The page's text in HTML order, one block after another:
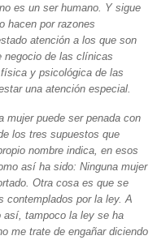
es un ser humano. Y sigue
hacen por razones
atención a los que son
negocio de las clínicas
y psicológica de las
una atención especial.
mujer puede ser penada con
los tres supuestos que
nombre indica, en esos
así ha sido: Ninguna mujer
Otra cosa es que se
contemplados por la ley. A
así, tampoco la ley se ha
me trate de engañar diciendo